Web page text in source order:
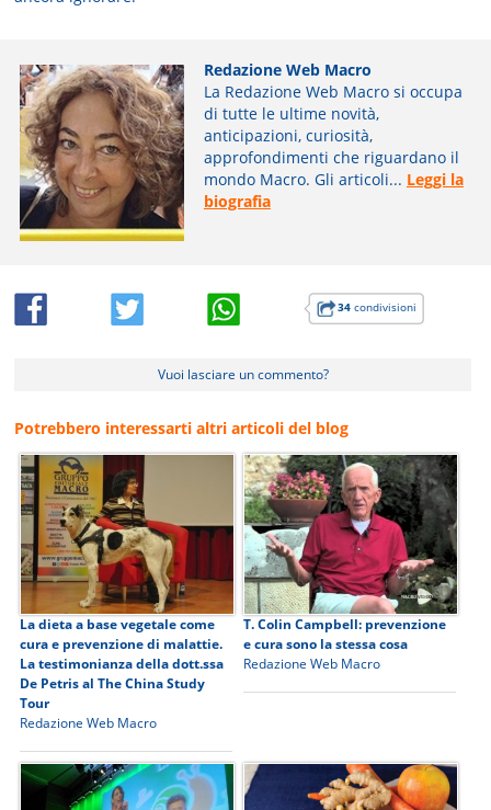
Redazione Web Macro
La Redazione Web Macro si occupa
di tutte le ultime novità,
anticipazioni, curiosità,
approfondimenti che riguardano il
mondo Macro. Gli articoli... Leggi la
biografia
34condivisioni
Vuoi lasciare un commento?
Potrebbero interessarti altri articoli del blog
La dieta a base vegetale come
cura e prevenzione di malattie.
La testimonianza della dott.ssa
De Petris al The China Study
Tour
Redazione Web Macro
T. Colin Campbell: prevenzione
e cura sono la stessa cosa
Redazione Web Macro